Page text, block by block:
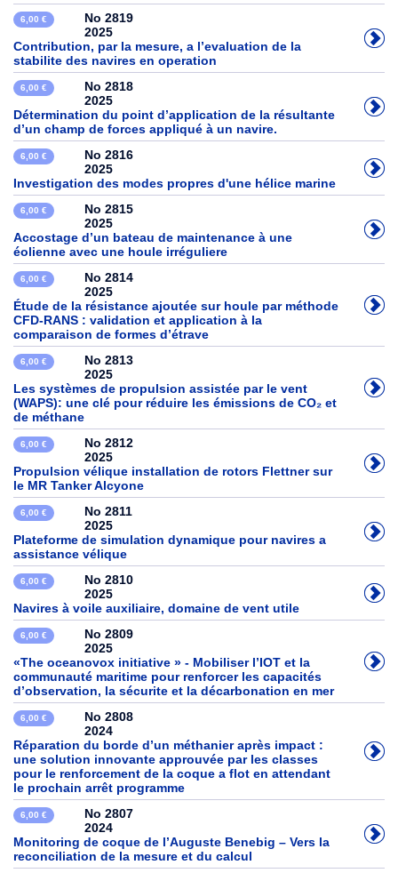
6,00 €
No 2819
2025
Contribution, par la mesure, a l’evaluation de la
stabilite des navires en operation
6,00 €
No 2818
2025
Détermination du point d’application de la résultante
d’un champ de forces appliqué à un navire.
6,00 €
No 2816
2025
Investigation des modes propres d'une hélice marine
6,00 €
No 2815
2025
Accostage d’un bateau de maintenance à une
éolienne avec une houle irréguliere
6,00 €
No 2814
2025
Étude de la résistance ajoutée sur houle par méthode
CFD-RANS : validation et application à la
comparaison de formes d’étrave
6,00 €
No 2813
2025
Les systèmes de propulsion assistée par le vent
(WAPS): une clé pour réduire les émissions de CO₂ et
de méthane
6,00 €
No 2812
2025
Propulsion vélique installation de rotors Flettner sur
le MR Tanker Alcyone
6,00 €
No 2811
2025
Plateforme de simulation dynamique pour navires a
assistance vélique
6,00 €
No 2810
2025
Navires à voile auxiliaire, domaine de vent utile
6,00 €
No 2809
2025
«The oceanovox initiative » - Mobiliser l’IOT et la
communauté maritime pour renforcer les capacités
d’observation, la sécurite et la décarbonation en mer
6,00 €
No 2808
2024
Réparation du borde d’un méthanier après impact :
une solution innovante approuvée par les classes
pour le renforcement de la coque a flot en attendant
le prochain arrêt programme
6,00 €
No 2807
2024
Monitoring de coque de l’Auguste Benebig – Vers la
reconciliation de la mesure et du calcul